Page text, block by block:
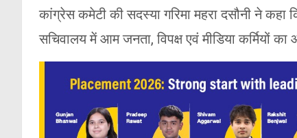
कांग्रेस कमेटी की सदस्या गरिमा महरा दसौनी ने
सचिवालय में आम जनता, विपक्ष एवं मीडिया कर्मियों